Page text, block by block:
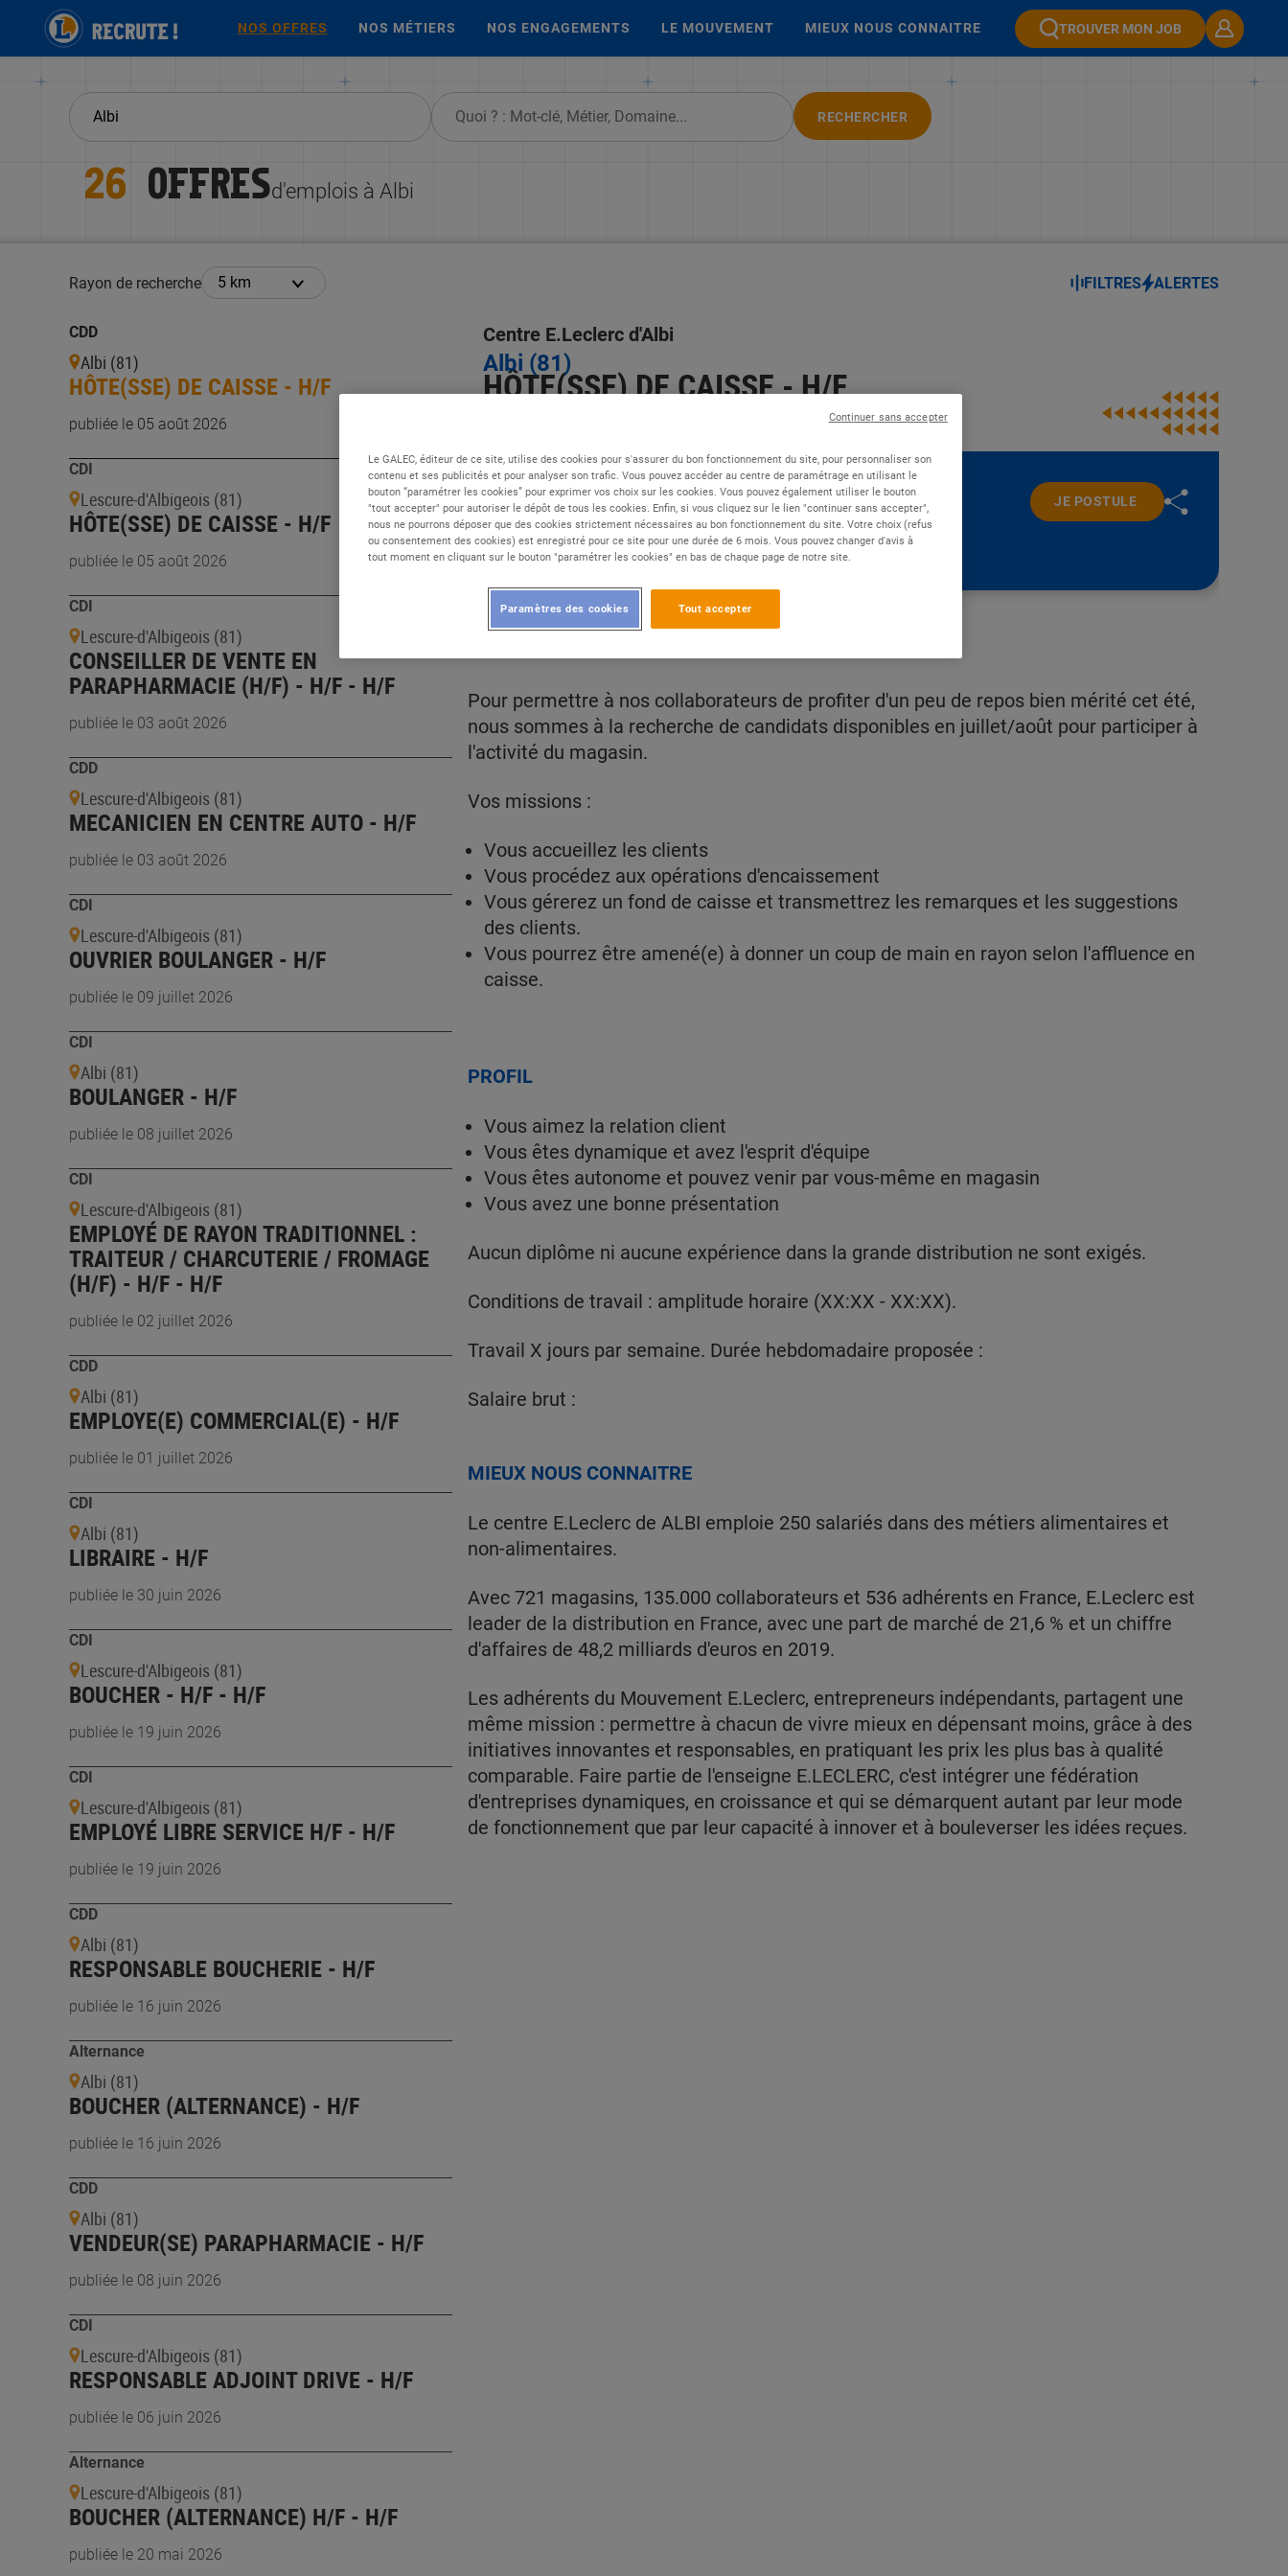
NOS OFFRES NOS MÉTIERS NOS ENGAGEMENTS LE MOUVEMENT MIEUX NOUS CONNAITRE TROUVER MON JOB
RECHERCHER
26 OFFRESd'emplois à Albi
Rayon de recherche FILTRES ALERTES
CDD
Albi (81)
HÔTE(SSE) DE CAISSE - H/F
publiée le 05 août 2026
CDI
Lescure-d'Albigeois (81)
HÔTE(SSE) DE CAISSE - H/F
publiée le 05 août 2026
CDI
Lescure-d'Albigeois (81)
CONSEILLER DE VENTE EN
PARAPHARMACIE (H/F) - H/F - H/F
publiée le 03 août 2026
CDD
Lescure-d'Albigeois (81)
MECANICIEN EN CENTRE AUTO - H/F
publiée le 03 août 2026
CDI
Lescure-d'Albigeois (81)
OUVRIER BOULANGER - H/F
publiée le 09 juillet 2026
CDI
Albi (81)
BOULANGER - H/F
publiée le 08 juillet 2026
CDI
Lescure-d'Albigeois (81)
EMPLOYÉ DE RAYON TRADITIONNEL :
TRAITEUR / CHARCUTERIE / FROMAGE
(H/F) - H/F - H/F
publiée le 02 juillet 2026
CDD
Albi (81)
EMPLOYE(E) COMMERCIAL(E) - H/F
publiée le 01 juillet 2026
CDI
Albi (81)
LIBRAIRE - H/F
publiée le 30 juin 2026
CDI
Lescure-d'Albigeois (81)
BOUCHER - H/F - H/F
publiée le 19 juin 2026
CDI
Lescure-d'Albigeois (81)
EMPLOYÉ LIBRE SERVICE H/F - H/F
publiée le 19 juin 2026
CDD
Albi (81)
RESPONSABLE BOUCHERIE - H/F
publiée le 16 juin 2026
Alternance
Albi (81)
BOUCHER (ALTERNANCE) - H/F
publiée le 16 juin 2026
CDD
Albi (81)
VENDEUR(SE) PARAPHARMACIE - H/F
publiée le 08 juin 2026
CDI
Lescure-d'Albigeois (81)
RESPONSABLE ADJOINT DRIVE - H/F
publiée le 06 juin 2026
Alternance
Lescure-d'Albigeois (81)
BOUCHER (ALTERNANCE) H/F - H/F
publiée le 20 mai 2026
HÔTE(SSE) DE CAISSE - H/F
Albi (81)
Centre E.Leclerc d'Albi
Type de contrat :CDD
Expérience :Aucune expérience
Études :Non diplômé
JE POSTULE
Pour permettre à nos collaborateurs de profiter d'un peu de repos bien mérité cet été,
nous sommes à la recherche de candidats disponibles en juillet/août pour participer à
l'activité du magasin.
Vos missions :
Vous accueillez les clients
Vous procédez aux opérations d'encaissement
Vous gérerez un fond de caisse et transmettrez les remarques et les suggestions
des clients.
Vous pourrez être amené(e) à donner un coup de main en rayon selon l'affluence en
caisse.
PROFIL
Vous aimez la relation client
Vous êtes dynamique et avez l'esprit d'équipe
Vous êtes autonome et pouvez venir par vous-même en magasin
Vous avez une bonne présentation
Aucun diplôme ni aucune expérience dans la grande distribution ne sont exigés.
Conditions de travail : amplitude horaire (XX:XX - XX:XX).
Travail X jours par semaine. Durée hebdomadaire proposée :
Salaire brut :
MIEUX NOUS CONNAITRE
Le centre E.Leclerc de ALBI emploie 250 salariés dans des métiers alimentaires et
non-alimentaires.
Avec 721 magasins, 135.000 collaborateurs et 536 adhérents en France, E.Leclerc est
leader de la distribution en France, avec une part de marché de 21,6 % et un chiffre
d'affaires de 48,2 milliards d'euros en 2019.
Les adhérents du Mouvement E.Leclerc, entrepreneurs indépendants, partagent une
même mission : permettre à chacun de vivre mieux en dépensant moins, grâce à des
initiatives innovantes et responsables, en pratiquant les prix les plus bas à qualité
comparable. Faire partie de l'enseigne E.LECLERC, c'est intégrer une fédération
d'entreprises dynamiques, en croissance et qui se démarquent autant par leur mode
de fonctionnement que par leur capacité à innover et à bouleverser les idées reçues.
Le GALEC, éditeur de ce site, utilise des cookies pour s'assurer du bon fonctionnement du site, pour personnaliser son
contenu et ses publicités et pour analyser son trafic. Vous pouvez accéder au centre de paramétrage en utilisant le
bouton “paramétrer les cookies” pour exprimer vos choix sur les cookies. Vous pouvez également utiliser le bouton
"tout accepter" pour autoriser le dépôt de tous les cookies. Enfin, si vous cliquez sur le lien "continuer sans accepter",
nous ne pourrons déposer que des cookies strictement nécessaires au bon fonctionnement du site. Votre choix (refus
ou consentement des cookies) est enregistré pour ce site pour une durée de 6 mois. Vous pouvez changer d'avis à
tout moment en cliquant sur le bouton "paramétrer les cookies" en bas de chaque page de notre site.
Tout accepter
Paramètres des cookies
Continuer sans accepter